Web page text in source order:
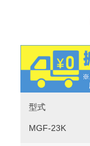
型式
MGF-23K